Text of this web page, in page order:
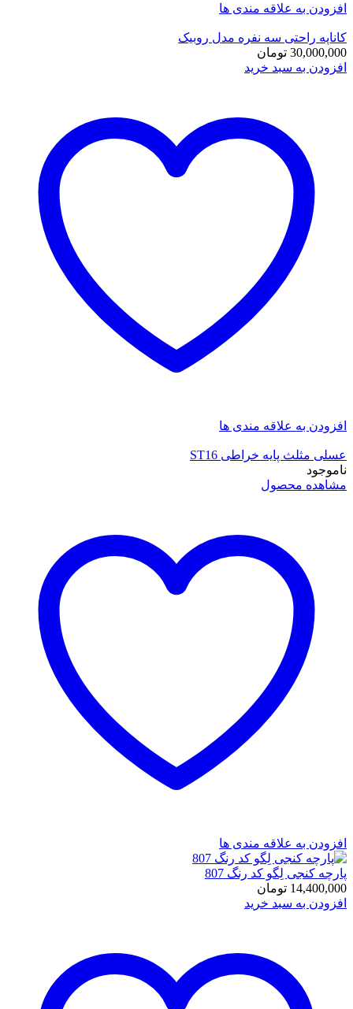
افزودن به علاقه مندی ها
کاناپه راحتی سه نفره مدل روبیک
30,000,000 تومان
افزودن به سبد خرید
افزودن به علاقه مندی ها
عسلی مثلث پایه خراطی ST16
ناموجود
مشاهده محصول
افزودن به علاقه مندی ها
پارچه کنجی لِگو کد رنگ 807
14,400,000 تومان
افزودن به سبد خرید